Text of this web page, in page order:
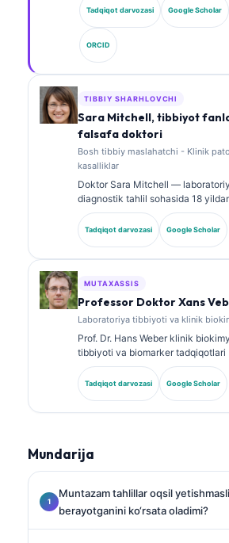
sohasida 15 yildan ortiq tajribaga
kompaniyasida Bosh tibbiy xodim
neyron tarmoqning tibbiy aniqligi
nazoratni ta’minlaydi. Doktor
talqini va laboratoriya
laboratoriya tibbiyoti mavzularida
Tadqiqot darvozasi Google Scholar
ORCID
TIBBIY SHARHLOVCHI
Sara Mitchell, tibbiyot
falsafa doktori
Bosh tibbiy maslahatchi - Klinik
kasalliklar
Doktor Sara Mitchell —
diagnostik tahlil sohasida 18
ega, kengash tomonidan
U klinik biokimyo bo‘yicha
sertifikatlarga ega va klinik
Tadqiqot darvozasi Google Scholar
MUTAXASSIS
Professor Doktor Xans
Laboratoriya tibbiyoti va klinik
Prof. Dr. Hans Weber klinik
tibbiyoti va biomarker tadqiqotlari
tajribaga ega. Germaniya Klinik
sobiq prezidenti bo‘lib, u
biomarkerlarni standartlashtirish
Tadqiqot darvozasi Google Scholar
Mundarija
Muntazam tahlillar oqsil
berayotganini ko‘rsata oladimi?